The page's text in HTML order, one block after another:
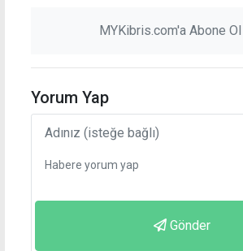
MYKibris.com'a Abone Ol
Yorum Yap
Gönder